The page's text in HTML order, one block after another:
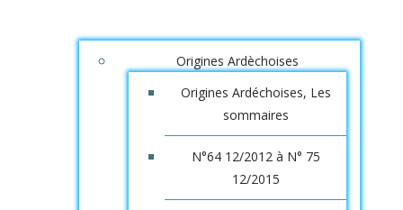
Origines Ardèchoises
Origines Ardéchoises, Les
sommaires
N°64 12/2012 à N° 75
12/2015